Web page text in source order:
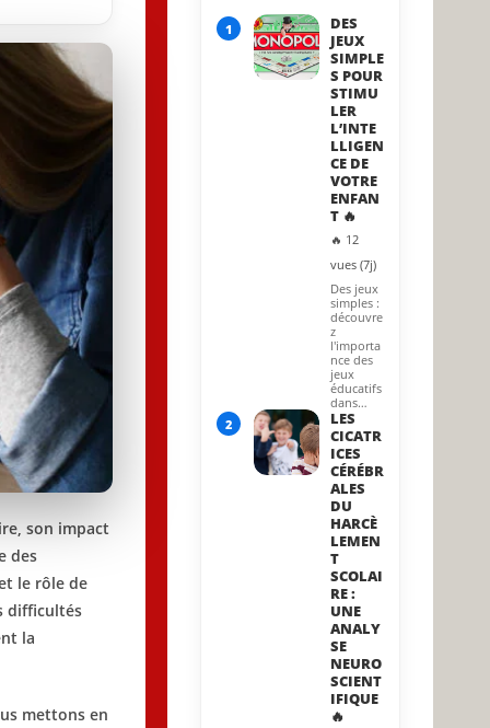
son impact
des
le rôle de
difficultés
la
mettons en
19 July 2025
1
DES
JEUX
SIMPLE
S POUR
STIMU
LER
L’INTE
LLIGEN
CE DE
VOTRE
ENFAN
T 🔥
🔥 12
vues (7j)
Des jeux
simples :
découvre
z
l'importa
nce des
jeux
éducatifs
dans…
2
LES
CICATR
ICES
CÉRÉBR
ALES
DU
HARCÈ
LEMEN
T
SCOLAI
RE :
UNE
ANALY
SE
NEURO
SCIENT
IFIQUE
🔥